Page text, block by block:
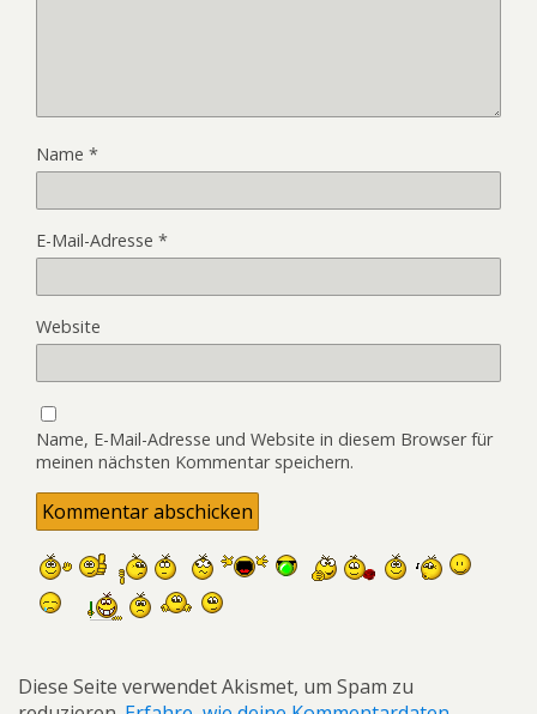
Name *
E-Mail-Adresse *
Website
Name, E-Mail-Adresse und Website in diesem Browser für
meinen nächsten Kommentar speichern.
Diese Seite verwendet Akismet, um Spam zu